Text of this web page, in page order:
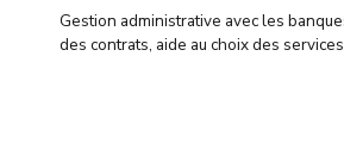
Gestion administrative avec les
des contrats, aide au choix des